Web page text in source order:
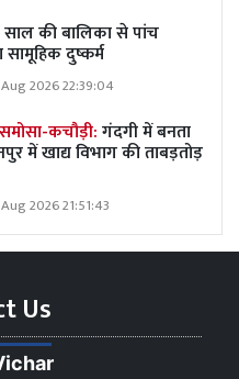
साल की बालिका से पांच
सामूहिक दुष्कर्म
2026 22:39:04
कचौड़ी:गंदगी में बनता
में खाद्य विभाग की ताबड़तोड़
2026 21:51:43
Us